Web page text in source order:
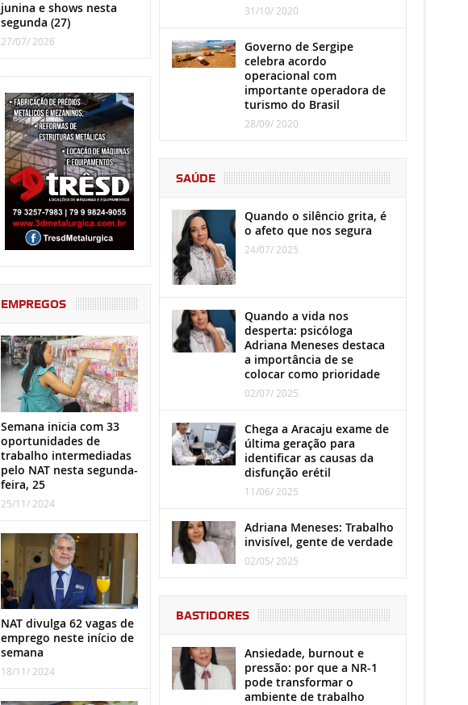
junina e shows nesta
segunda (27)
27/07/ 2026
EMPREGOS
Semana inicia com 33
oportunidades de
trabalho intermediadas
pelo NAT nesta segunda-
feira, 25
25/11/ 2024
NAT divulga 62 vagas de
emprego neste início de
semana
18/11/ 2024
31/10/ 2020
Governo de Sergipe
celebra acordo
operacional com
importante operadora de
turismo do Brasil
28/09/ 2020
SAÚDE
Quando o silêncio grita, é
o afeto que nos segura
24/07/ 2025
Quando a vida nos
desperta: psicóloga
Adriana Meneses destaca
a importância de se
colocar como prioridade
02/07/ 2025
Chega a Aracaju exame de
última geração para
identificar as causas da
disfunção erétil
11/06/ 2025
Adriana Meneses: Trabalho
invisível, gente de verdade
02/05/ 2025
BASTIDORES
Ansiedade, burnout e
pressão: por que a NR-1
pode transformar o
ambiente de trabalho